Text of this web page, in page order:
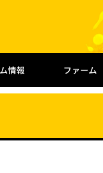
情報 ファーム